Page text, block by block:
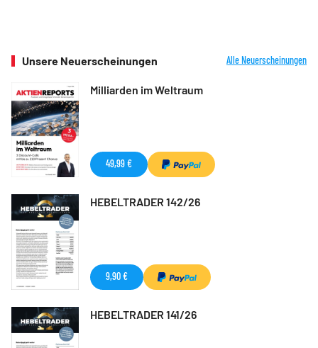
Unsere Neuerscheinungen Alle Neuerscheinungen
Milliarden im Weltraum
49,99 €
HEBELTRADER 142/26
9,90 €
HEBELTRADER 141/26